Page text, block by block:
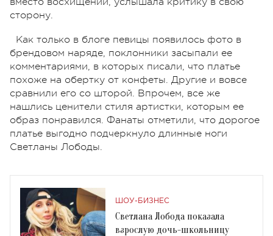
сторону.
Как только в блоге певицы появилось фото в
брендовом наряде, поклонники засыпали ее
комментариями, в которых писали, что платье
похоже на обертку от конфеты. Другие и вовсе
сравнили его со шторой. Впрочем, все же
нашлись ценители стиля артистки, которым ее
образ понравился. Фанаты отметили, что дорогое
платье выгодно подчеркнуло длинные ноги
Светланы Лободы.
ШОУ-БИЗНЕС
Светлана Лобода показала
взрослую дочь-школьницу